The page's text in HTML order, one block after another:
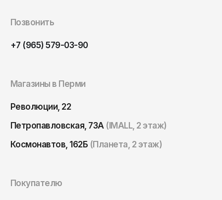
Позвонить
+7 (965) 579-03-90
Магазины в Перми
Революции, 22
Петропавловская, 73А (IMALL, 2 этаж)
Космонавтов, 162Б (Планета, 2 этаж)
Покупателю